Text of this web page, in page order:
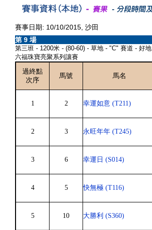
賽事日期: 10/10/2015, 沙田
第 9 場
第三班 - 1200米 - (80-60) - 草地 - "C" 賽道 - 好地
六福珠寶亮聚系列讓賽
過終點
次序
馬號
馬名
1 2 幸運如意 (T211)
2 3 永旺年年 (T245)
3 6 幸運日 (S014)
4 5 快無極 (T116)
5 10 大勝利 (S360)